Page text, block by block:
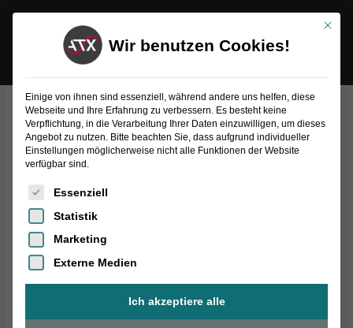
Führungsbolzen
"Klipp"
Menge
Mit
Wir benutzen Cookies!
Einige von ihnen sind essenziell, während andere uns helfen, diese
Webseite und Ihre Erfahrung zu verbessern. Es besteht keine
Verpflichtung, in die Verarbeitung Ihrer Daten einzuwilligen, um dieses
Angebot zu nutzen. Bitte beachten Sie, dass aufgrund individueller
Einstellungen möglicherweise nicht alle Funktionen der Website
verfügbar sind.
Es folgt eine Liste der Service-Gruppen, für die eine
Essenziell
Statistik
Marketing
Externe Medien
Ich akzeptiere alle